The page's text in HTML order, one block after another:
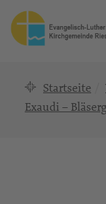
Startseite
Exaudi –